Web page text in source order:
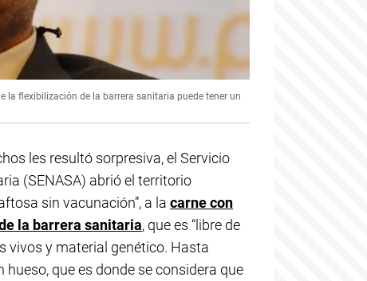
la flexibilización de la barrera sanitaria puede tener un
les resultó sorpresiva, el Servicio
(SENASA) abrió el territorio
sin vacunación”, a la carne con
la barrera sanitaria, que es “libre de
vivos y material genético. Hasta
que es donde se considera que